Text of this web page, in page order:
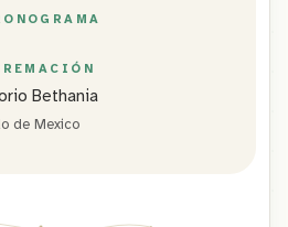
Bethania
de Mexico